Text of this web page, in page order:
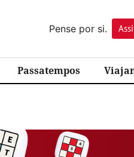
Pense por si.
Passatempos